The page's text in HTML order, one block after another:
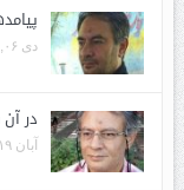
دی ۰۶, ۱۳۹۷
در
آبان ۱۹, ۱۳۹۷